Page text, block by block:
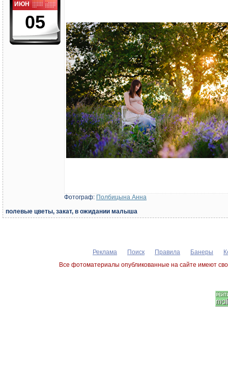
05
ИЮН
Фотограф: Полбицына Анна
полевые цветы, закат, в ожидании малыша
Реклама Поиск Правила Банеры
Все фотоматериалы опубликованные на сайте имеют